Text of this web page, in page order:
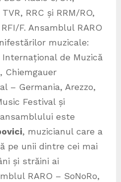
RRC și RRM/RO,
F. Ansamblul RARO
muzicale:
de Muzică
Chiemgauer
– Germania, Arezzo,
Festival și
este
, muzicianul care a
pe unii dintre cei mai
și străini ai
RARO – SoNoRo,